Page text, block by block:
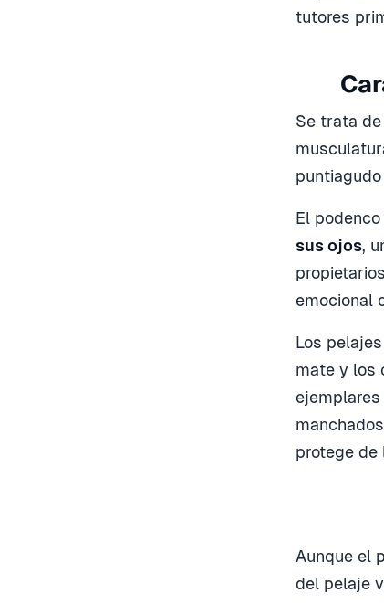
tutores
Se trata
El
sus ojos,
emocional
Los
mate y los
protege de
Aunque el
del pelaje